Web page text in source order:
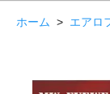
ホーム > エアロ